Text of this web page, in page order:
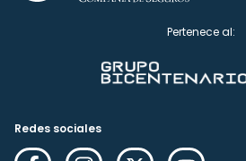
Pertenece al:
Redes sociales